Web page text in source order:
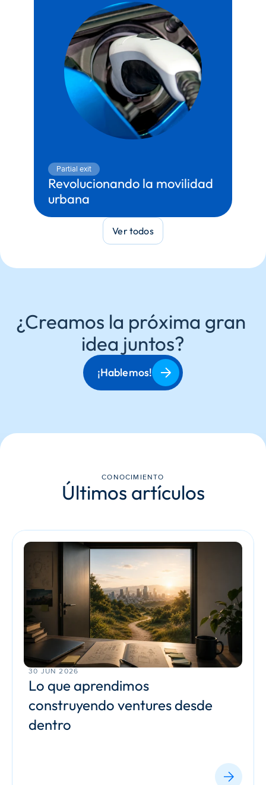
Partial exit
Revolucionando la movilidad
urbana
Territory:
PorscheVer todos
¿Creamos la próxima gran
idea juntos?
¡Hablemos!
CONOCIMIENTO
Últimos artículos
30 JUN 2026
Lo que aprendimos
construyendo ventures desde
dentro